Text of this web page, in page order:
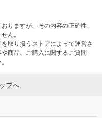
りますが、その内容の正確性、
ん。
取り扱うストアによって運営さ
商品、ご購入に関するご質問
プへ